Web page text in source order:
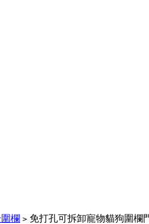
欄 > 免打孔可拆卸寵物貓狗圍欄